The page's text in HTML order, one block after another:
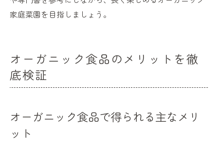
家庭菜園を目指しましょう。
オーガニック食品のメリットを徹
底検証
オーガニック食品で得られる主なメリ
ット